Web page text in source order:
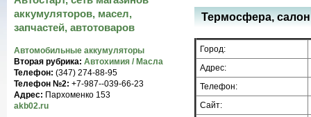
Термосфера,
Город:
Адрес:
Телефон:
Сайт:
аккумуляторов, масел,
запчастей, автотоваров
Автомобильные аккумуляторы
Вторая рубрика: Автохимия / Масла
Телефон: (347) 274-88-95
Телефон №2: +7-987--039-66-23
Адрес: Пархоменко 153
akb02.ru